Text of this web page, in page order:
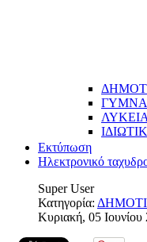
ΛΥΚΕΙΑ
Εκτύπωση
Ηλεκτρονικό
Super User
Κατηγορία:
Κυριακή, 05 Ιουνίου